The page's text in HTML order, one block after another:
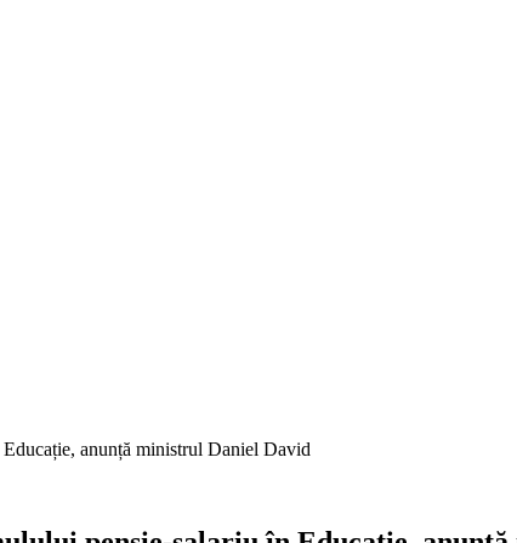
anunță ministrul Daniel David